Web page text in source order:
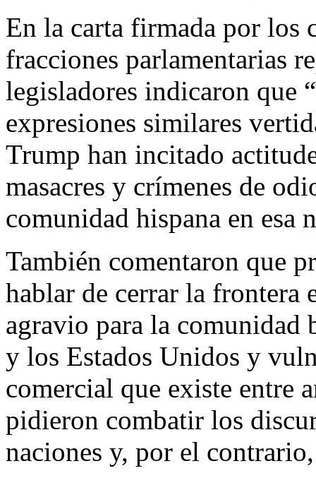
En la carta firmada por los
fracciones parlamentarias
legisladores indicaron que
expresiones similares
Trump han incitado
masacres y crímenes de
comunidad hispana en esa
También comentaron que
hablar de cerrar la frontera
agravio para la comunidad
y los Estados Unidos y
comercial que existe entre
pidieron combatir los
naciones y, por el